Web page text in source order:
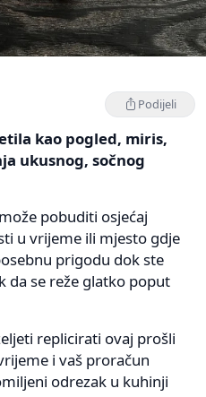
Podijeli
kao pogled, miris,
ukusnog, sočnog
pobuditi osjećaj
u vrijeme ili mjesto gdje
prigodu dok ste
da se reže glatko poput
replicirati ovaj prošli
i vaš proračun
odrezak u kuhinji